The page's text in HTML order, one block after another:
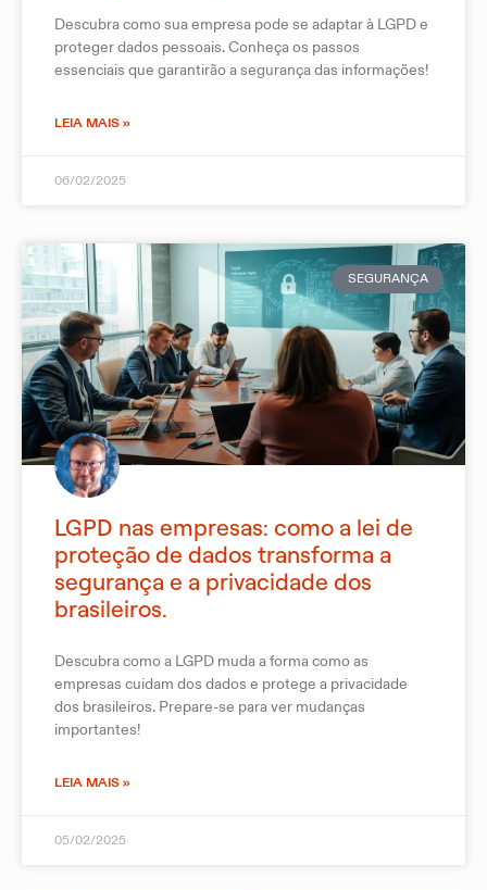
Descubra como sua empresa pode se adaptar à LGPD e
proteger dados pessoais. Conheça os passos
essenciais que garantirão a segurança das informações!
LEIA MAIS »
06/02/2025
SEGURANÇA
LGPD nas empresas: como a lei de
proteção de dados transforma a
segurança e a privacidade dos
brasileiros.
Descubra como a LGPD muda a forma como as
empresas cuidam dos dados e protege a privacidade
dos brasileiros. Prepare-se para ver mudanças
importantes!
LEIA MAIS »
05/02/2025